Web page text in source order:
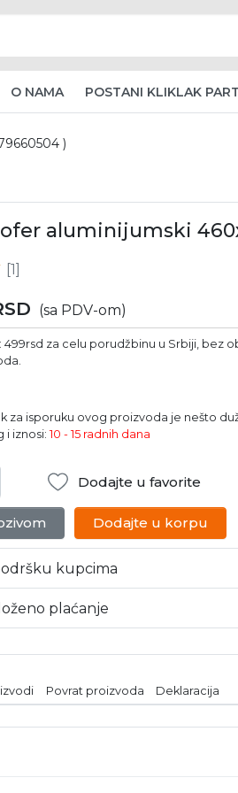
O NAMA POSTANI KLIKLAK
)
aluminijumski
[1]
(sa PDV-om)
: 499rsd za celu porudžbinu u Srbiji, bez
za isporuku ovog proizvoda je nešto
i iznosi:10 - 15 radnih dana
Dodajte u favorite
Dodajte u korpu
kupcima
plaćanje
Povrat proizvoda Deklaracija